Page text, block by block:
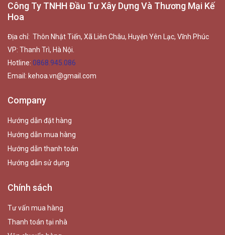
Công Ty TNHH Đầu Tư Xây Dựng Và Thương Mại Kế
Hoa
Địa chỉ: Thôn Nhật Tiến, Xã Liên Châu, Huyện Yên Lạc, Vĩnh Phúc
VP: Thanh Trì, Hà Nội.
Hotline: 0868.945.086
Email: kehoa.vn@gmail.com
Company
Hướng dẫn đặt hàng
Hướng dẫn mua hàng
Hướng dẫn thanh toán
Hướng dẫn sử dụng
Chính sách
Tư vấn mua hàng
Thanh toán tại nhà